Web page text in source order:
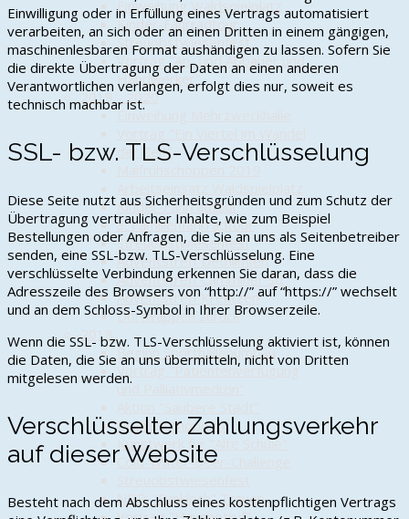
Einweihung Waldspielplatz
Kinder-Fahrradtour
Streuobstwiesenfest
Vortrag "An- und Abbauer und
Handwerker"
2019 - 2020
Einweihung Mehrzweckhalle
der Zeit"
Kinder-Fahrradtour
3. Familienfahrradtour
Streuobstwiesenfest
Adventstreff Dethlingen
Adventstreff Camminer Str.
Adventstreff Kreutzen
Dorfwappen zurück
2018
Beginn Sporthallenumbau
Vortrag "Patientenverfügung
und Palliativmedizin"
Maifrühschoppen
Kunstwerk für "Alte Schule"
Cold-Water-Beer-Challenge
NDR: "Funkloch" Trauen
Einwilligung oder in Erfüllung eines Vertrags automatisiert
verarbeiten, an sich oder an einen Dritten in einem gängigen,
maschinenlesbaren Format aushändigen zu lassen. Sofern Sie
die direkte Übertragung der Daten an einen anderen
Verantwortlichen verlangen, erfolgt dies nur, soweit es
technisch machbar ist.
SSL- bzw. TLS-Verschlüsselung
Diese Seite nutzt aus Sicherheitsgründen und zum Schutz der
Übertragung vertraulicher Inhalte, wie zum Beispiel
Bestellungen oder Anfragen, die Sie an uns als Seitenbetreiber
senden, eine SSL-bzw. TLS-Verschlüsselung. Eine
verschlüsselte Verbindung erkennen Sie daran, dass die
Adresszeile des Browsers von “http://” auf “https://” wechselt
und an dem Schloss-Symbol in Ihrer Browserzeile.
Wenn die SSL- bzw. TLS-Verschlüsselung aktiviert ist, können
die Daten, die Sie an uns übermitteln, nicht von Dritten
mitgelesen werden.
Verschlüsselter Zahlungsverkehr
auf dieser Website
Besteht nach dem Abschluss eines kostenpflichtigen Vertrags